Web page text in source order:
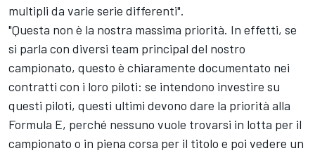
multipli da varie serie differenti".
"Questa non è la nostra massima priorità. In effetti, se
si parla con diversi team principal del nostro
campionato, questo è chiaramente documentato nei
contratti con i loro piloti: se intendono investire su
questi piloti, questi ultimi devono dare la priorità alla
Formula E, perché nessuno vuole trovarsi in lotta per il
campionato o in piena corsa per il titolo e poi vedere un